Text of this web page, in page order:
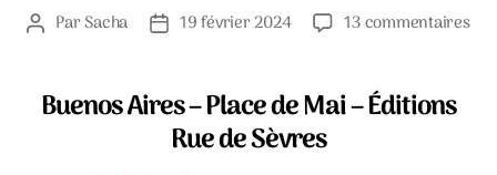
Auteur
ParSacha
Date19 février 2024 13 commentairessur
Buenos Aires – Place de Mai – Éditions
Rue de Sèvres